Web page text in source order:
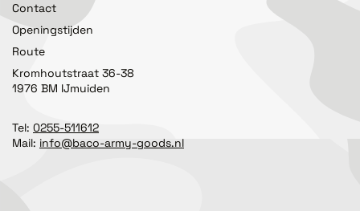
Contact
Openingstijden
Route
Kromhoutstraat 36-38
1976 BM IJmuiden
Tel: 0255-511612
Mail: info@baco-army-goods.nl